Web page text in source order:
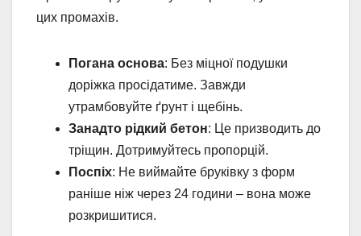
цих промахів.
Погана основа: Без міцної подушки
доріжка просідатиме. Завжди
утрамбовуйте ґрунт і щебінь.
Занадто рідкий бетон: Це призводить до
тріщин. Дотримуйтесь пропорцій.
Поспіх: Не виймайте бруківку з форм
раніше ніж через 24 години – вона може
розкришитися.